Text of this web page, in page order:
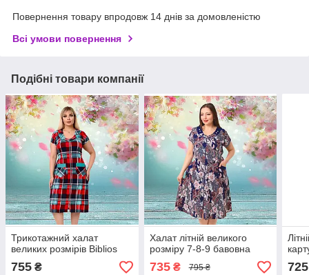
Повернення товару впродовж 14 днів за домовленістю
Всі умови повернення
Подібні товари компанії
Трикотажний халат
великих розмірів Biblios
755 ₴
Халат літній великого
розміру 7-8-9 бавовна
735₴ 795 ₴ 725